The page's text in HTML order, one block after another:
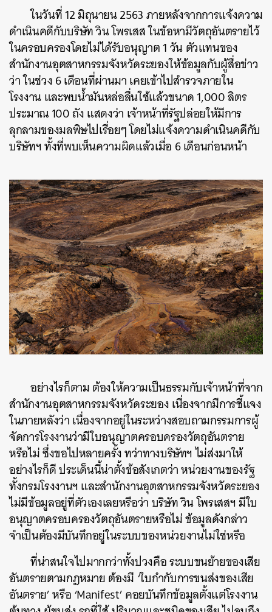
ในวันที่ 12 มิถุนายน 2563 ภายหลังจากการแจ้งความ
ดำเนินคดีกับบริษัท วิน โพรเสส ในข้อหามีวัตถุอันตรายไว้
ในครอบครองโดยไม่ได้รับอนุญาต 1 วันตัวแทนของ
สำนักงานอุตสาหกรรมจังหวัดระยองให้ข้อมูลกับผู้สื่อข่าว
ว่า ในช่วง 6 เดือนที่ผ่านมา เคยเข้าไปสำรวจภายใน
โรงงาน และพบน้ำมันหล่อลื่นใช้แล้วขนาด 1,000 ลิตร
ประมาณ 100 ถัง แสดงว่า เจ้าหน้าที่รัฐปล่อยให้มีการ
ลุกลามของมลพิษไปเรื่อยๆ โดยไม่แจ้งความดำเนินคดีกับ
บริษัทฯ ทั้งที่พบเห็นความผิดแล้วเมื่อ 6 เดือนก่อนหน้า
อย่างไรก็ตาม ต้องให้ความเป็นธรรมกับเจ้าหน้าที่จาก
สำนักงานอุตสาหกรรมจังหวัดระยอง เนื่องจากมีการชี้แจง
ในภายหลังว่า เนื่องจากอยู่ในระหว่างสอบถามกรรมการผู้
จัดการโรงงานว่ามีใบอนุญาตครอบครองวัตถุอันตราย
หรือไม่ ซึ่งขอไปหลายครั้ง ทว่าทางบริษัทฯ ไม่ส่งมาให้
อย่างไรก็ดี ประเด็นนี้น่าตั้งข้อสังเกตว่า หน่วยงานของรัฐ
ทั้งกรมโรงงานฯ และสำนักงานอุตสาหกรรมจังหวัดระยอง
ไม่มีข้อมูลอยู่ที่ตัวเองเลยหรือว่า บริษัท วิน โพรเสสฯ มีใบ
อนุญาตครอบครองวัตถุอันตรายหรือไม่ ข้อมูลดังกล่าว
จำเป็นต้องมีบันทึกอยู่ในระบบของหน่วยงานไม่ใช่หรือ
ที่น่าสนใจไปมากกว่าทั้งปวงคือ ระบบขนย้ายของเสีย
อันตรายตามกฎหมาย ต้องมี ‘ใบกำกับการขนส่งของเสีย
อันตราย’ หรือ ‘Manifest’ คอยบันทึกข้อมูลตั้งแต่โรงงาน